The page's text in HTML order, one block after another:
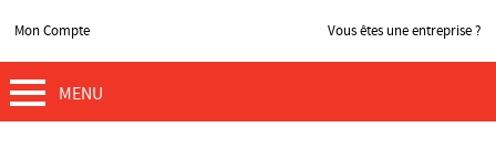
Mon Compte Vous êtes une entreprise ?
MENU